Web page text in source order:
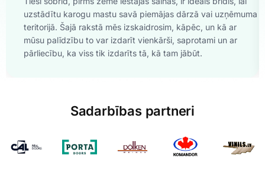
uzstādītu karogu mastu savā piemājas dārzā vai uzņēmuma
teritorijā. Šajā rakstā mēs izskaidrosim, kāpēc, un kā ar
mūsu palīdzību to var izdarīt vienkārši, saprotami un ar
pārliecību, ka viss tik izdarīts tā, kā tam jābūt.
Sadarbības partneri